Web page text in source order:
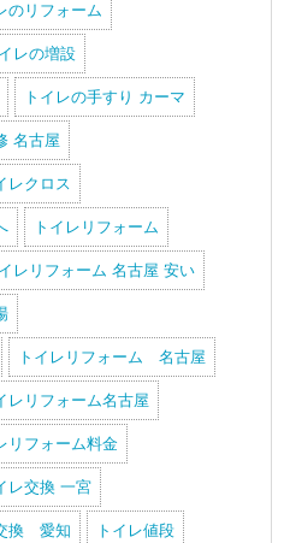
のリフォーム
レの増設
トイレの手すり カーマ
名古屋
レクロス
トイレリフォーム
レリフォーム 名古屋 安い
トイレリフォーム 名古屋
レリフォーム名古屋
リフォーム料金
レ交換 一宮
換 愛知 トイレ値段